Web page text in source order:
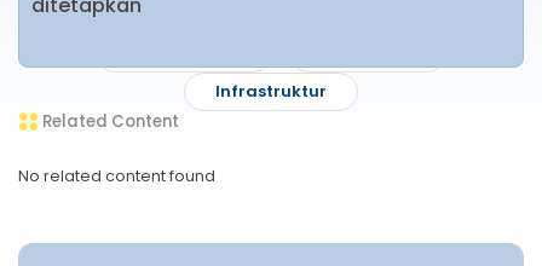
Institutionalization (proses pelembagaan)
Infrastruktur
Related Content
No related content found